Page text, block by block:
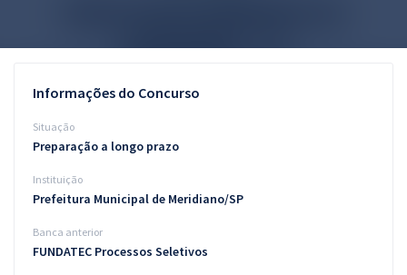
Conteúdo gratuito
Blog
Informações do Concurso
Situação
Preparação a longo prazo
Instituição
Prefeitura Municipal de Meridiano/SP
Banca anterior
FUNDATEC Processos Seletivos